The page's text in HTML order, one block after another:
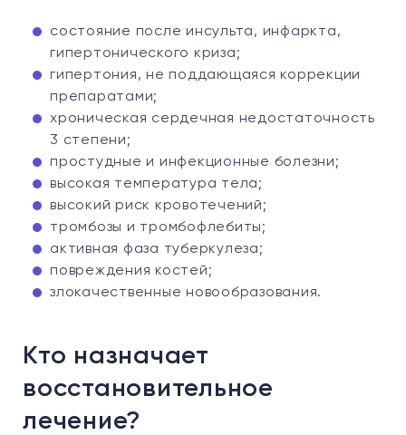
состояние после инсульта, инфаркта,
гипертонического криза;
гипертония, не поддающаяся коррекции
препаратами;
хроническая сердечная недостаточность
3 степени;
простудные и инфекционные болезни;
высокая температура тела;
высокий риск кровотечений;
тромбозы и тромбофлебиты;
активная фаза туберкулеза;
повреждения костей;
злокачественные новообразования.
Кто назначает
восстановительное
лечение?